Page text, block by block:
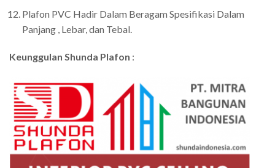
Plafon PVC Hadir Dalam Beragam Spesifikasi Dalam
Panjang , Lebar, dan Tebal.
Keunggulan Shunda Plafon :